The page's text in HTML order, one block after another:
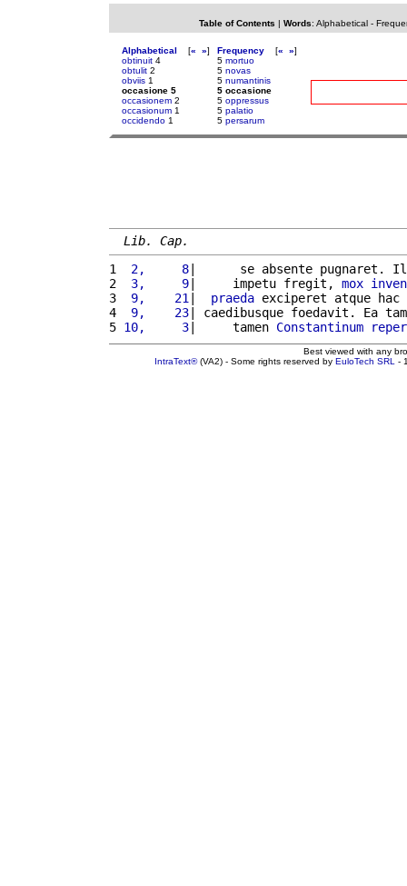
Table of Contents | Words: Alphabetical-
Alphabetical [« »]
obtinuit 4
obtulit 2
obviis 1
occasione 5
occasionem 2
occasionum 1
occidendo 1
Frequency [« »]
5 mortuo
5 novas
5 numantinis
5 occasione
5 oppressus
5 palatio
5 persarum
Lib. Cap.
1
2,     8|      se absente pugnaret.
2
3,     9|     impetu fregit, mox
3
9,    21 | praeda exciperet atque
4
9,    23| caedibusque foedavit. Ea
5 10,     3|     tamen Constantinum
Best viewed with any
IntraText®(VA2) - Some rights reserved by EuloTech SRL -